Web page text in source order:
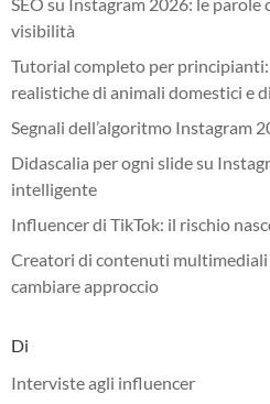
visibilità
Tutorial completo per
realistiche di animali domestici e
Segnali dell’algoritmo Instagram
Didascalia per ogni slide su
intelligente
Influencer di TikTok: il rischio
Creatori di contenuti
cambiare approccio
Di
Interviste agli influencer